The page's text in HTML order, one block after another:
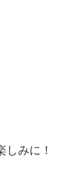
みに！